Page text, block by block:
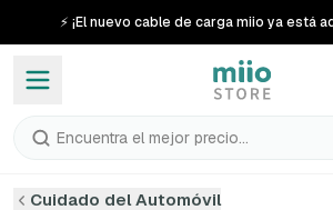
⚡ ¡El nuevo cable de carga miio ya está
Encuentra el mejor precio...
Cuidado del Automóvil